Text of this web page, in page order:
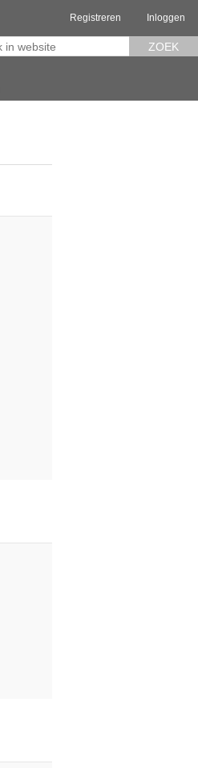
Registreren Inloggen
ZOEK